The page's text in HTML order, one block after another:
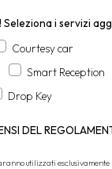
i servizi
Courtesy car
Smart Reception
Drop Key
DEL
utilizzati